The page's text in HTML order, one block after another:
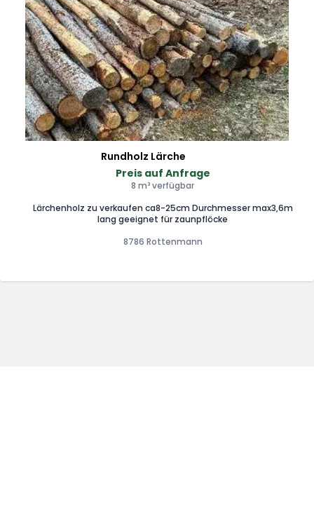
Rundholz Lärche
Preis auf Anfrage
8 m³ verfügbar
Lärchenholz zu verkaufen ca8-25cm Durchmesser max3,6m
lang geeignet für zaunpflöcke
8786 Rottenmann